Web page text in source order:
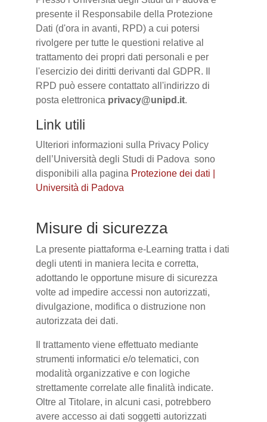
presente il Responsabile della Protezione
Dati (d'ora in avanti, RPD) a cui potersi
rivolgere per tutte le questioni relative al
trattamento dei propri dati personali e per
l'esercizio dei diritti derivanti dal GDPR. Il
RPD può essere contattato all'indirizzo di
posta elettronica privacy@unipd.it.
Link utili
Ulteriori informazioni sulla Privacy Policy
dell’Università degli Studi di Padova sono
disponibili alla pagina Protezione dei dati |
Università di Padova
Misure di sicurezza
La presente piattaforma e-Learning tratta i dati
degli utenti in maniera lecita e corretta,
adottando le opportune misure di sicurezza
volte ad impedire accessi non autorizzati,
divulgazione, modifica o distruzione non
autorizzata dei dati.
Il trattamento viene effettuato mediante
strumenti informatici e/o telematici, con
modalità organizzative e con logiche
strettamente correlate alle finalità indicate.
Oltre al Titolare, in alcuni casi, potrebbero
avere accesso ai dati soggetti autorizzati